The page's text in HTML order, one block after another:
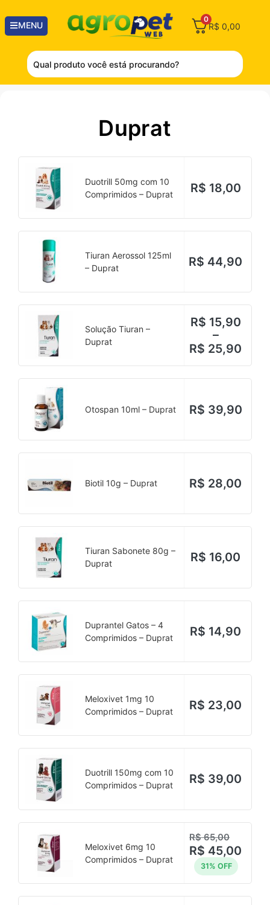
MENU
0
R$ 0,00
Duprat
Duotrill 50mg com 10
Comprimidos – Duprat
R$ 18,00
Tiuran Aerossol 125ml
– Duprat
R$ 44,90
Solução Tiuran –
Duprat
R$ 15,90
–
R$ 25,90
Otospan 10ml – Duprat R$ 39,90
Biotil 10g – Duprat R$ 28,00
Tiuran Sabonete 80g –
Duprat
R$ 16,00
Duprantel Gatos – 4
Comprimidos – Duprat
R$ 14,90
Meloxivet 1mg 10
Comprimidos – Duprat
R$ 23,00
Duotrill 150mg com 10
Comprimidos – Duprat
R$ 39,00
Meloxivet 6mg 10
Comprimidos – Duprat
R$65,00
R$ 45,00
31% OFF